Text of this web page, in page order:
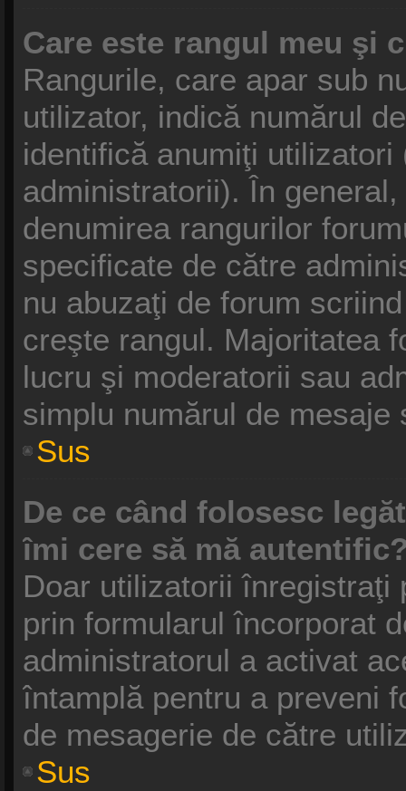
Care este rangul meu şi
Rangurile, care apar sub
utilizator, indică numărul
identifică anumiţi
administratorii). În
denumirea rangurilor
specificate de către
nu abuzaţi de forum
creşte rangul. Majoritatea
lucru şi moderatorii sau
simplu numărul de mesaje
Sus
De ce când folosesc
îmi cere să mă
Doar utilizatorii
prin formularul încorporat
administratorul a activat
întamplă pentru a preveni
de mesagerie de către
Sus